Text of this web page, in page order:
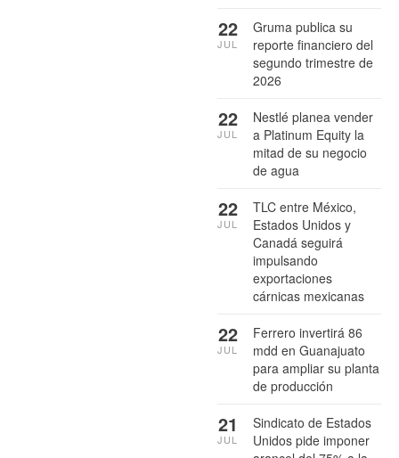
Gruma publica su
reporte financiero del
segundo trimestre de
2026
22
JUL
Nestlé planea vender
a Platinum Equity la
mitad de su negocio
de agua
22
JUL
TLC entre México,
Estados Unidos y
Canadá seguirá
impulsando
exportaciones
cárnicas mexicanas
22
JUL
Ferrero invertirá 86
mdd en Guanajuato
para ampliar su planta
de producción
22
JUL
Sindicato de Estados
Unidos pide imponer
21
JUL